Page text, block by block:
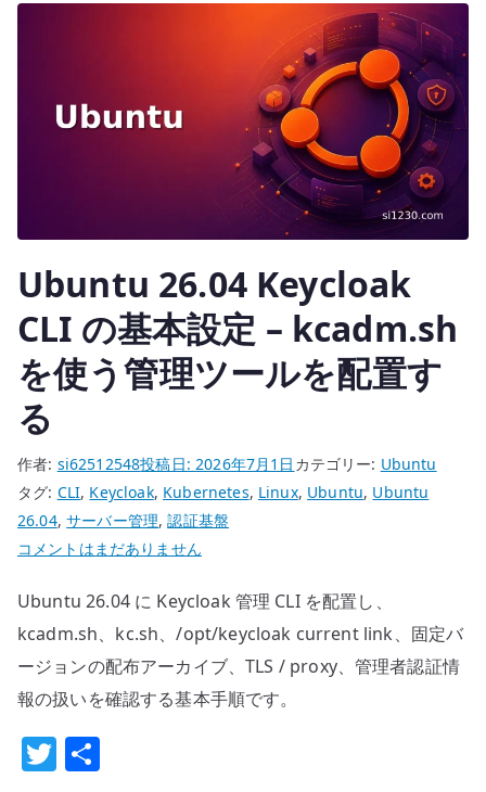
ト
ス
ト
レ
ジ
を
マ
ウ
ン
す
へ
Ubuntu 26.04 Keycloak
CLI の基本設定 – kcadm.sh
を使う管理ツールを配置す
る
作者: si62512548投稿日:2026年7月1日 カテゴリー: Ubuntu
タグ: CLI, Keycloak, Kubernetes, Linux, Ubuntu, Ubuntu
26.04,サーバー管理,認証基盤
Ubuntu
Keycloak
CLI
の
基
設
定
コメントはまだありません
Ubuntu 26.04 に Keycloak 管理 CLI を配置し、
kcadm.sh、kc.sh、/opt/keycloak current link、固定バ
ージョンの配布アーカイブ、TLS / proxy、管理者認証情
報の扱いを確認する基本手順です。
T